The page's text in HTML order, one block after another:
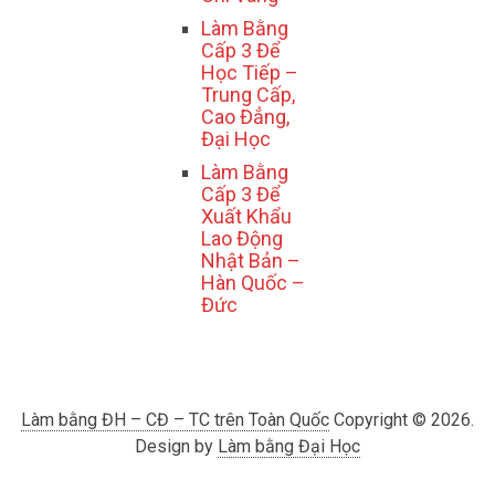
Làm Bằng
Cấp 3 Để
Học Tiếp –
Trung Cấp,
Cao Đẳng,
Đại Học
Làm Bằng
Cấp 3 Để
Xuất Khẩu
Lao Động
Nhật Bản –
Hàn Quốc –
Đức
Làm bằng ĐH – CĐ – TC trên Toàn QuốcCopyright © 2026.
Design by Làm bằng Đại Học